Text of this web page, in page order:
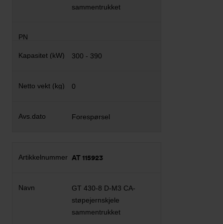
sammentrukket
300 - 390
0
Forespørsel
AT 115923
GT 430-8 D-M3 CA-
støpejernskjele
sammentrukket